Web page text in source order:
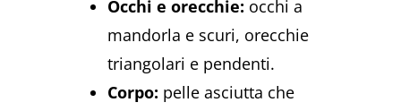
Occhi e orecchie: occhi a
mandorla e scuri, orecchie
triangolari e pendenti.
Corpo: pelle asciutta che